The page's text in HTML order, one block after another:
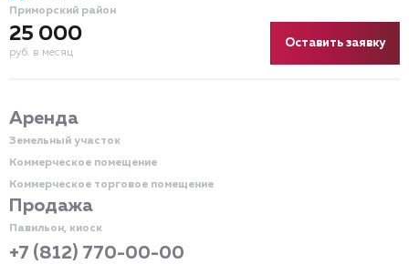
Приморский район
25 000
руб. в месяц
Оставить заявку
Аренда
Земельный участок
Коммерческое помещение
Коммерческое торговое помещение
Продажа
Павильон, киоск
+7 (812) 770-00-00